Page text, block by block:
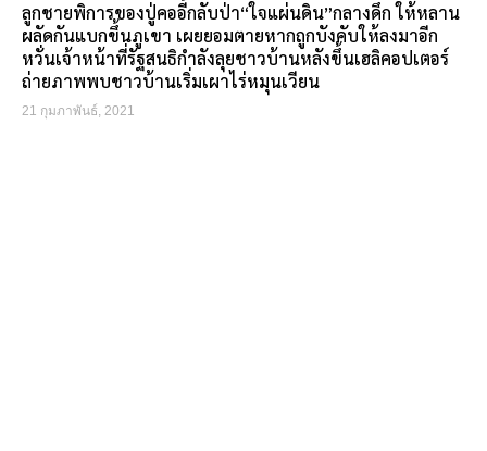
ลูกชายพิการของปู่คออี้กลับป่า“ใจแผ่นดิน”กลางดึก ให้หลาน
ผลัดกันแบกขึ้นภูเขา เผยยอมตายหากถูกบังคับให้ลงมาอีก
หวั่นเจ้าหน้าที่รัฐสนธิกำลังลุยชาวบ้านหลังขึ้นเฮลิคอปเตอร์
ถ่ายภาพพบชาวบ้านเริ่มเผาไร่หมุนเวียน
21 กุมภาพันธ์, 2021